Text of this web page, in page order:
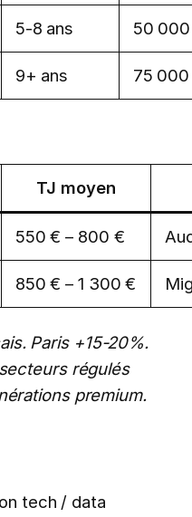
5-8 ans 50
9+ ans 75
TJ moyen
550 € – 800 €
850 € – 1 300 €
Paris +15-20%.
régulés
premium.
tech / data